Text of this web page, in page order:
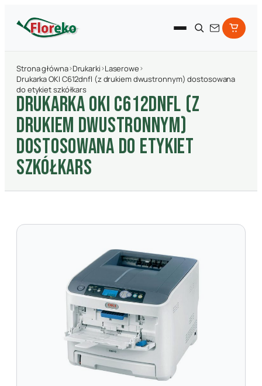
Strona główna›Drukarki›Laserowe›
Drukarka OKI C612dnfl (z drukiem dwustronnym) dostosowana
do etykiet szkółkars
DRUKARKA OKI C612DNFL (Z
DRUKIEM DWUSTRONNYM)
DOSTOSOWANA DO ETYKIET
SZKółKARS